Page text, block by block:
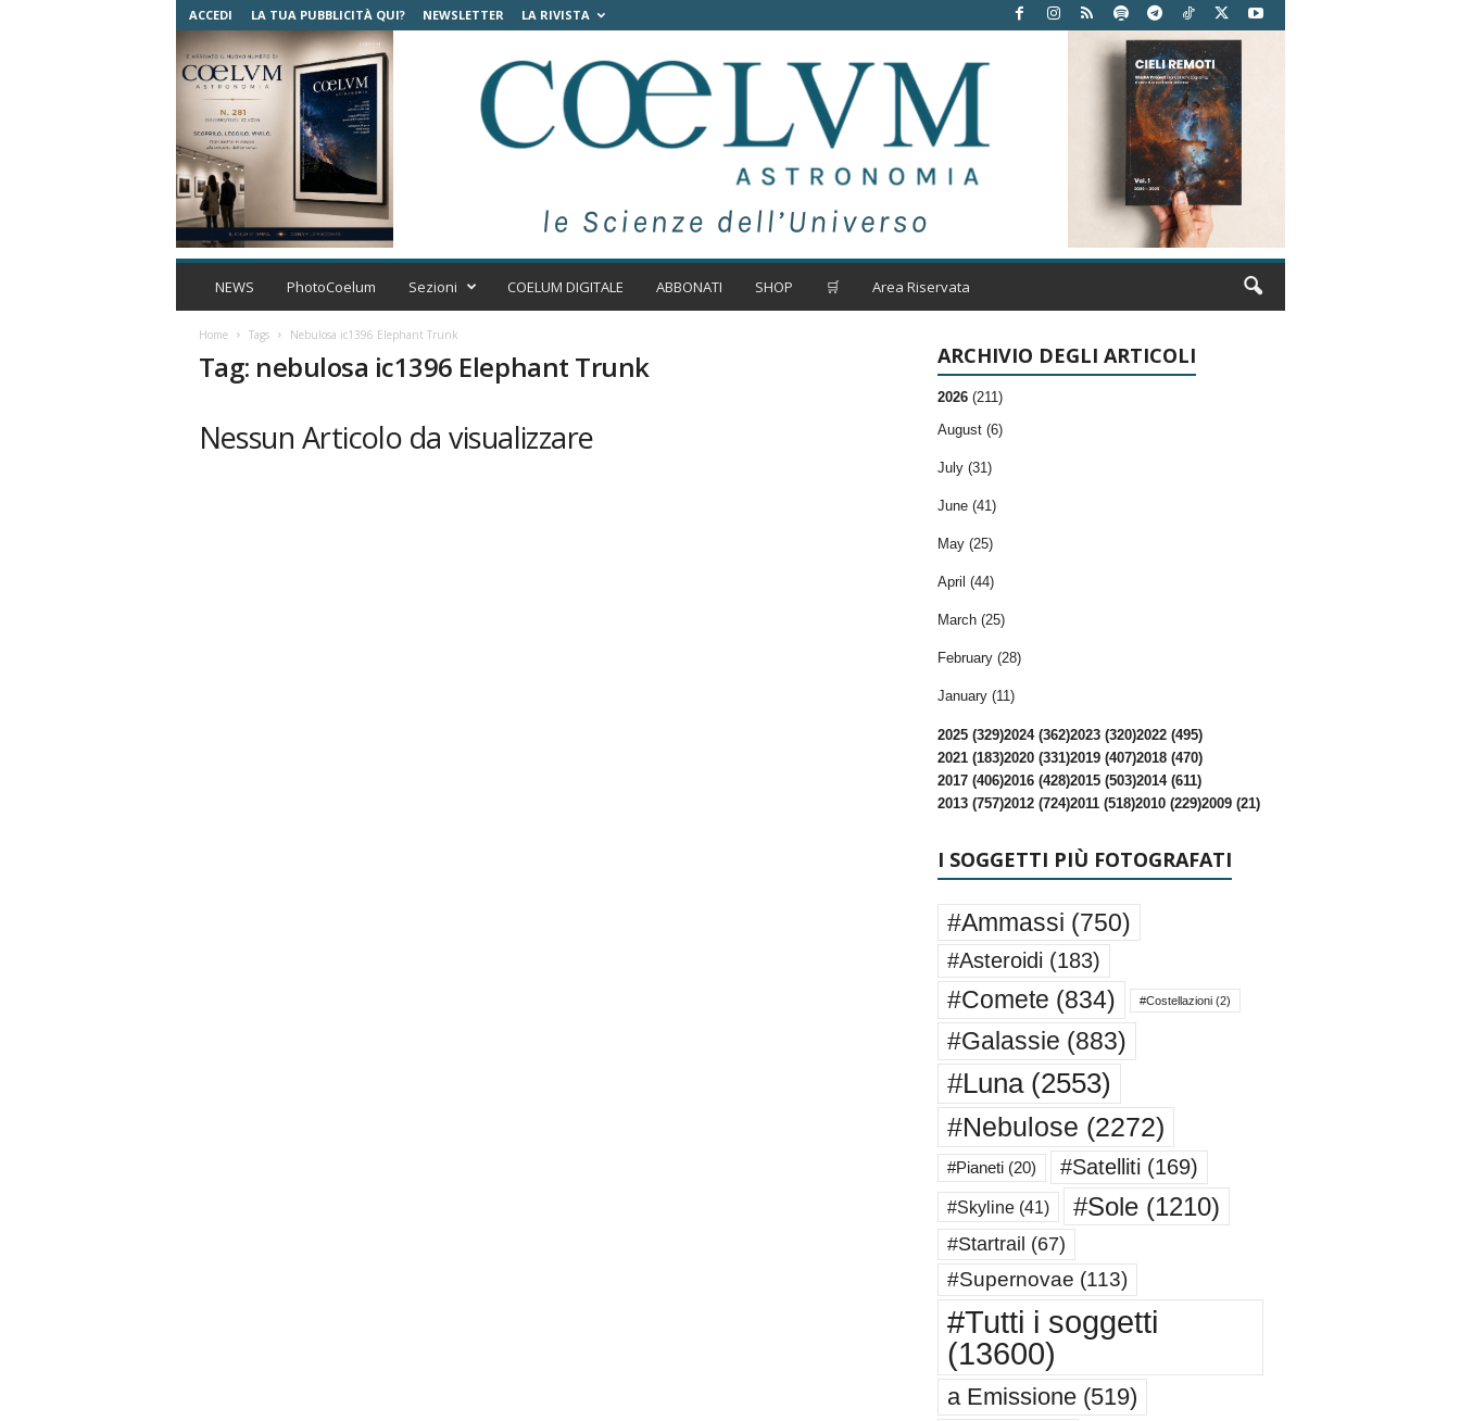
ACCEDI LA TUA PUBBLICITÀ QUI? NEWSLETTER LA RIVISTA
C
m
t
NEWS PhotoCoelum Sezioni COELUM DIGITALE ABBONATI SHOP 🛒 Area Riservata
Home Tags Nebulosa ic1396 Elephant Trunk
Tag: nebulosa ic1396 Elephant Trunk
Nessun Articolo da visualizzare
ARCHIVIO DEGLI ARTICOLI
2026 (211)
August (6)
July (31)
June (41)
May (25)
April (44)
March (25)
February (28)
January (11)
2025 (329)2024 (362)2023 (320)2022 (495)
2021 (183)2020 (331)2019 (407)2018 (470)
2017 (406)2016 (428)2015 (503)2014 (611)
2013 (757)2012 (724)2011 (518)2010 (229)2009 (21)
I SOGGETTI PIÙ FOTOGRAFATI
#Ammassi (750)
#Asteroidi (183)
#Comete (834) #Costellazioni(2)
#Galassie (883)
#Luna(2553)
#Nebulose (2272)
#Pianeti(20) #Satelliti (169)
#Skyline(41) #Sole(1210)
#Startrail (67)
#Supernovae (113)
#Tutti i soggetti
(13600)
a Emissione(519)